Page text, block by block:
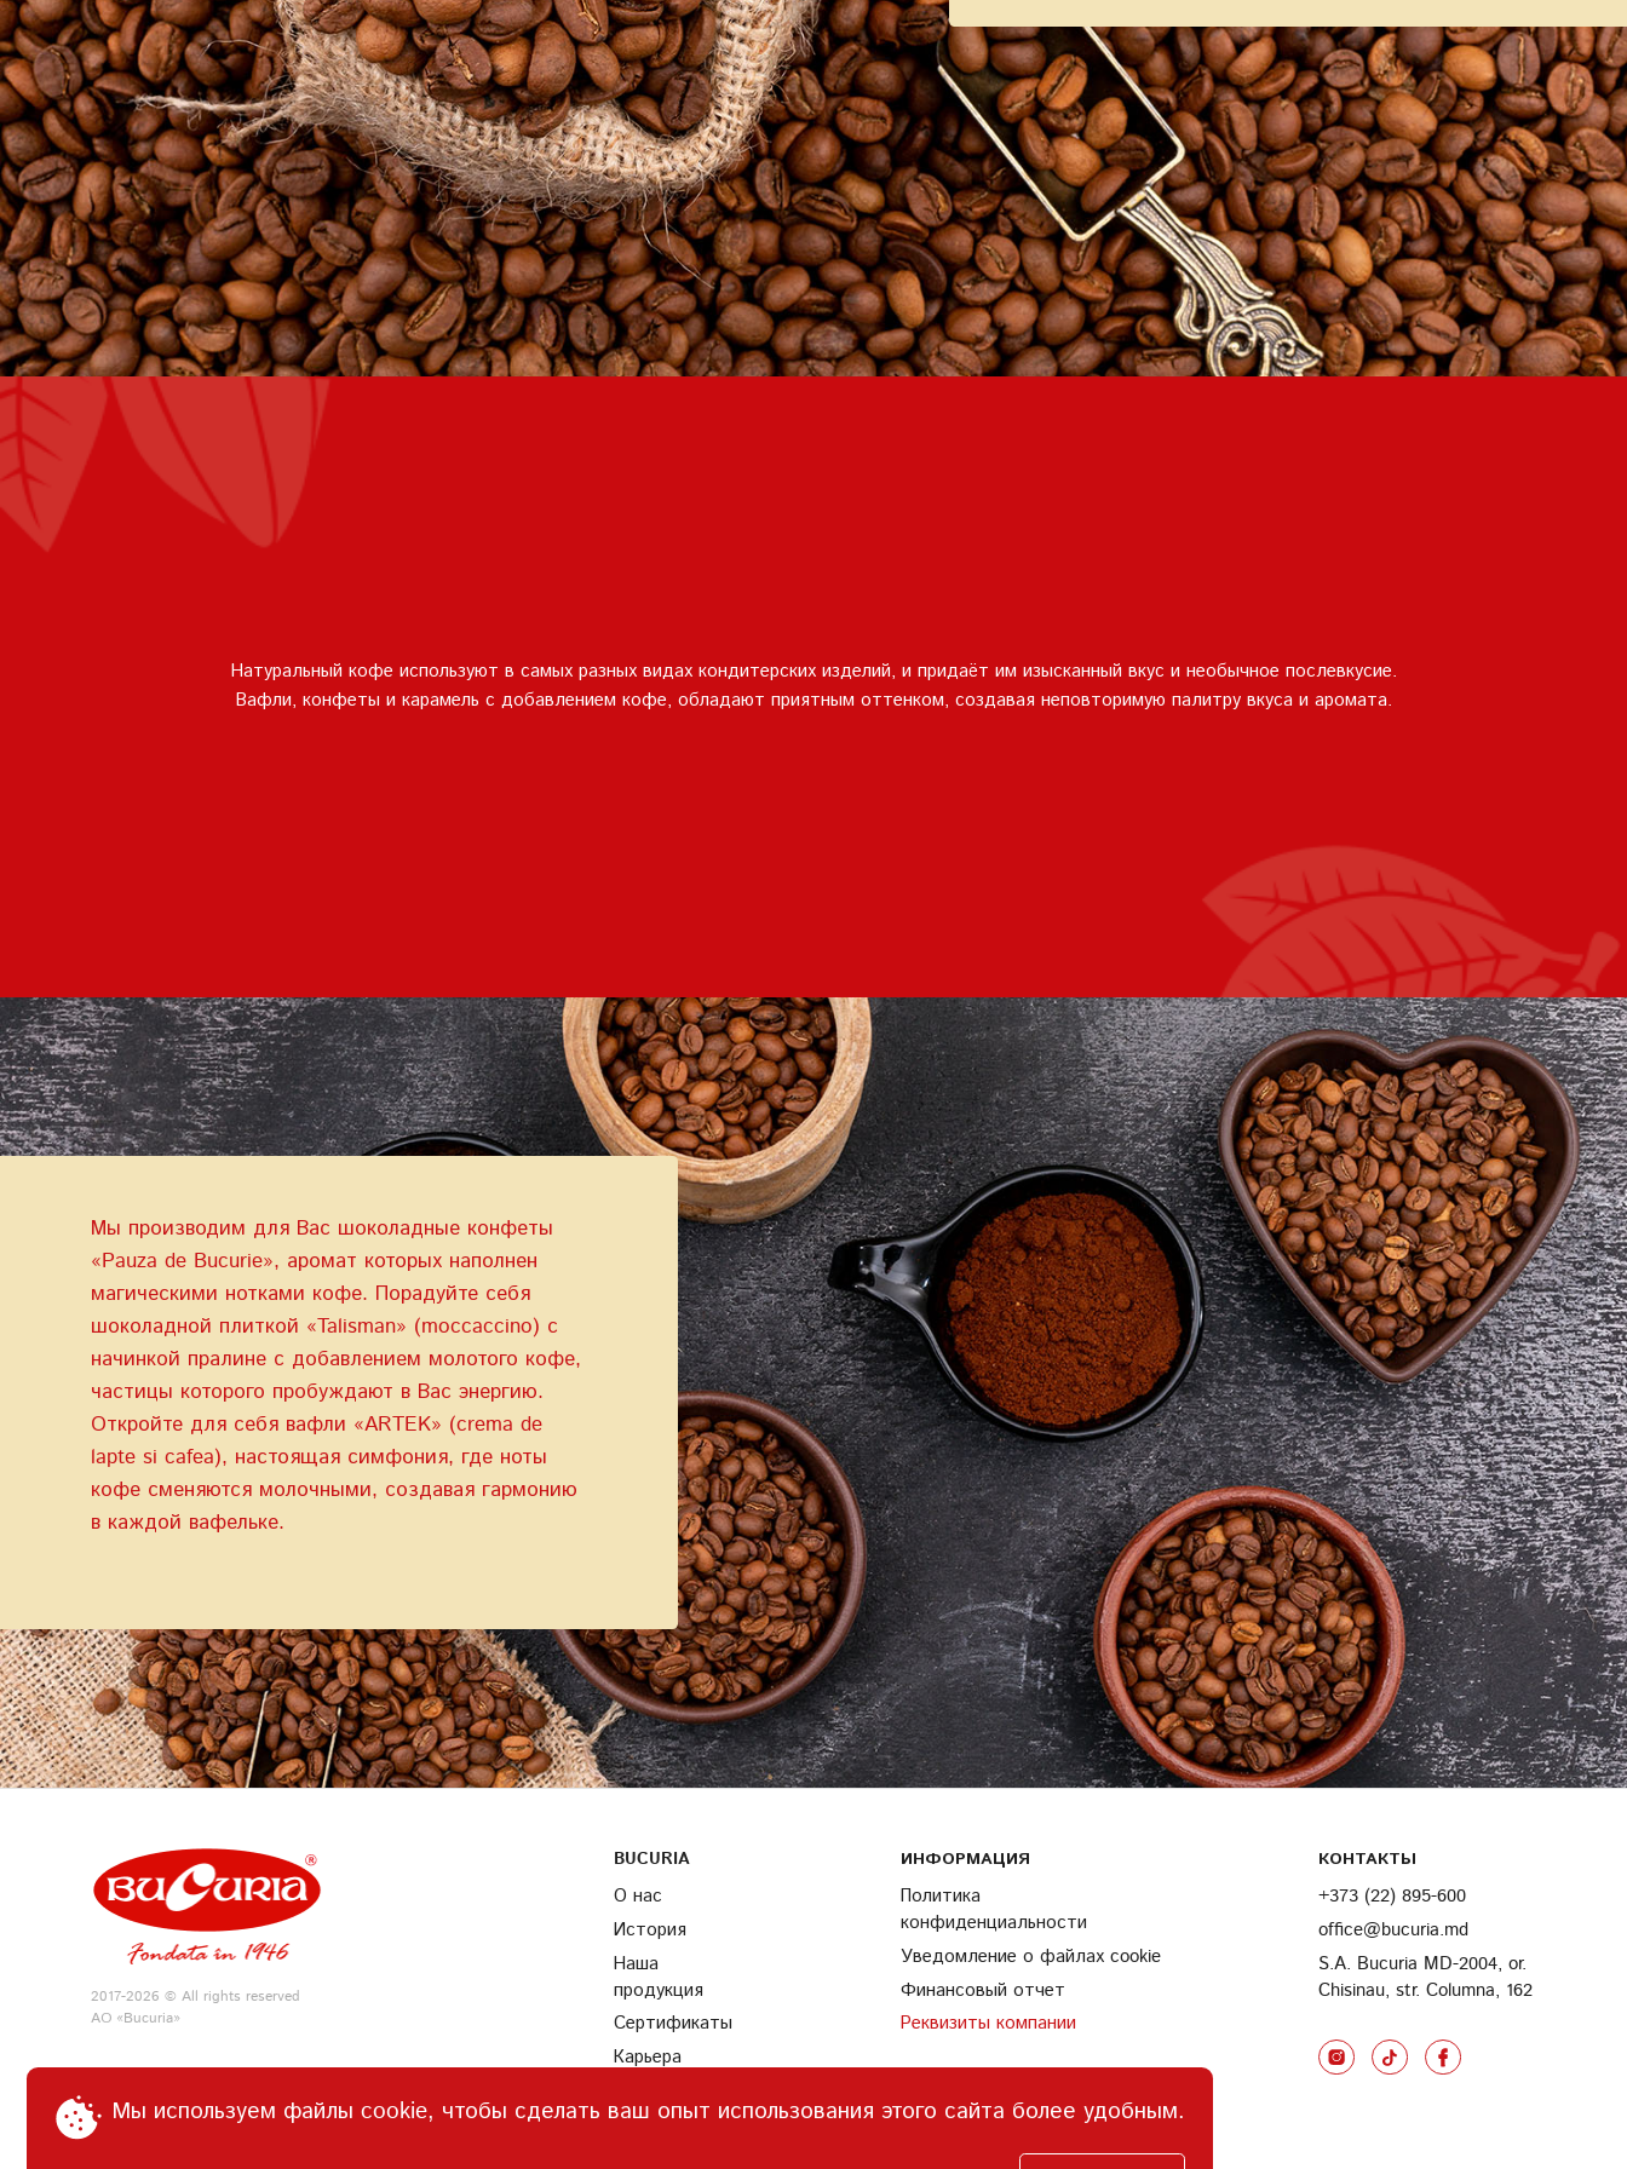
Натуральный кофе используют в самых разных видах кондитерских изделий, и придаёт им изысканный вкус и необычное послевкусие.
Вафли, конфеты и карамель с добавлением кофе, обладают приятным оттенком, создавая неповторимую палитру вкуса и аромата.
Мы производим для Вас шоколадные конфеты
«Pauza de Bucurie», аромат которых наполнен
магическими нотками кофе. Порадуйте себя
шоколадной плиткой «Talisman» (moccaccino) с
начинкой пралине с добавлением молотого кофе,
частицы которого пробуждают в Вас энергию.
Откройте для себя вафли «ARTEK» (crema de
lapte si cafea), настоящая симфония, где ноты
кофе сменяются молочными, создавая гармонию
в каждой вафельке.
2017-2026 © All rights reserved
АО «Bucuria»
BUCURIA
О нас
История
Наша
продукция
Сертификаты
Карьера
Найти нас
ИНФОРМАЦИЯ
Политика
конфиденциальности
Уведомление о файлах cookie
Финансовый отчет
Реквизиты компании
КОНТАКТЫ
+373 (22) 895-600
office@bucuria.md
S.A. Bucuria MD-2004, or.
Chisinau, str. Columna, 162
КОД УЧАСТНИКА ПРОГРАММЫ ЛОЯЛЬНОСТИ
ПАРОЛЬ
ПОВТОРИТЬ ПАРОЛЬ
ВОЙТИ
ДАТА РОЖДЕНИЯ
СОЗДАТЬ УЧЕТНУЮ ЗАПИСЬ
Мы используем файлы cookie, чтобы сделать ваш опыт использования этого сайта более удобным.